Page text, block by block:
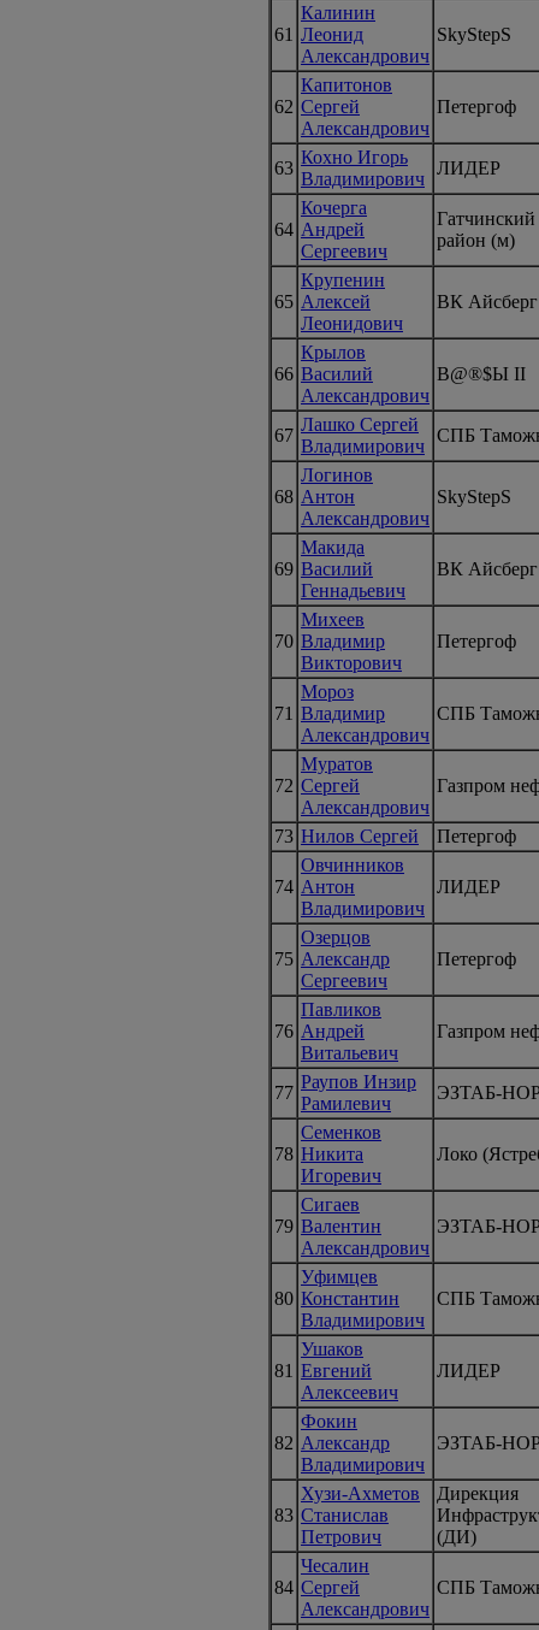
61
Калинин
Леонид
Александрович
SkyStepS
62
Капитонов
Сергей
Александрович
Петергоф
63
Кохно Игорь
Владимирович
ЛИДЕР
64
Кочерга
Андрей
Сергеевич
Гатчинский
район (м)
65
Крупенин
Алексей
Леонидович
ВК Айсберг
66
Крылов
Василий
Александрович
B@®$Ы II
67
Лашко Сергей
Владимирович
СПБ
68
Логинов
Антон
Александрович
SkyStepS
69
Макида
Василий
Геннадьевич
ВК Айсберг
70
Михеев
Владимир
Викторович
Петергоф
71
Мороз
Владимир
Александрович
СПБ
72
Муратов
Сергей
Александрович
Газпром
73 Нилов Сергей Петергоф
74
Овчинников
Антон
Владимирович
ЛИДЕР
75
Озерцов
Александр
Сергеевич
Петергоф
76
Павликов
Андрей
Витальевич
Газпром
77
Раупов Инзир
Рамилевич
ЭЗТАБ-
78
Семенков
Никита
Игоревич
Локо
79
Сигаев
Валентин
Александрович
ЭЗТАБ-
80
Уфимцев
Константин
Владимирович
СПБ
81
Ушаков
Евгений
Алексеевич
ЛИДЕР
82
Фокин
Александр
Владимирович
ЭЗТАБ-
83
Хузи-Ахметов
Станислав
Петрович
Дирекция
(ДИ)
84
Чесалин
Сергей
Александрович
СПБ